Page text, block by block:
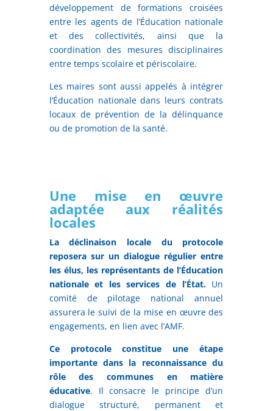
développement de formations croisées
entre les agents de l’Éducation nationale
et des collectivités, ainsi que la
coordination des mesures disciplinaires
entre temps scolaire et périscolaire.
Les maires sont aussi appelés à intégrer
l’Éducation nationale dans leurs contrats
locaux de prévention de la délinquance
ou de promotion de la santé.
Une mise en œuvre
adaptée aux réalités
locales
La déclinaison locale du protocole
reposera sur un dialogue régulier entre
les élus, les représentants de l’Éducation
nationale et les services de l’État.Un
comité de pilotage national annuel
assurera le suivi de la mise en œuvre des
engagements, en lien avec l’AMF.
Ce protocole constitue une étape
importante dans la reconnaissance du
rôle des communes en matière
éducative. Il consacre le principe d’un
dialogue structuré, permanent et